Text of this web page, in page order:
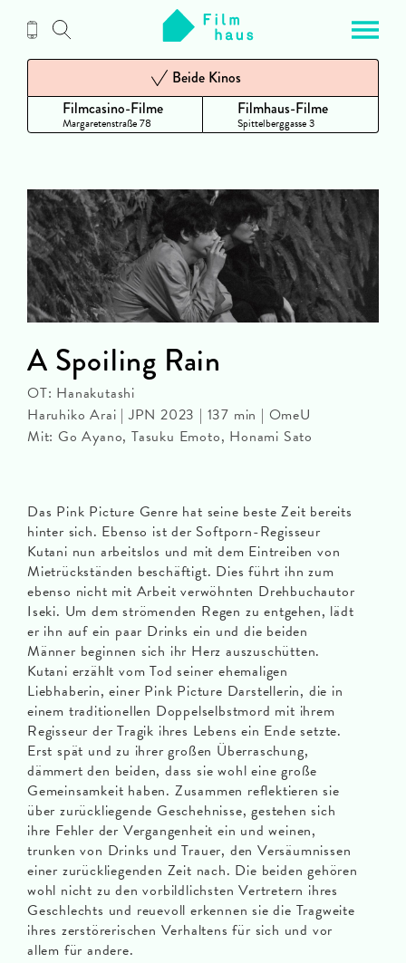
Inhalt
Filmcasino-Filme
Margaretenstraße 78
Beide Kinos
Filmhaus-Filme
Spittelberggasse 3
Das Pink Picture Genre hat seine beste Zeit bereits
hinter sich. Ebenso ist der Softporn-Regisseur
Kutani nun arbeitslos und mit dem Eintreiben von
Mietrückständen beschäftigt. Dies führt ihn zum
ebenso nicht mit Arbeit verwöhnten Drehbuchautor
Iseki. Um dem strömenden Regen zu entgehen, lädt
er ihn auf ein paar Drinks ein und die beiden
Männer beginnen sich ihr Herz auszuschütten.
Kutani erzählt vom Tod seiner ehemaligen
Liebhaberin, einer Pink Picture Darstellerin, die in
einem traditionellen Doppelselbstmord mit ihrem
Regisseur der Tragik ihres Lebens ein Ende setzte.
Erst spät und zu ihrer großen Überraschung,
dämmert den beiden, dass sie wohl eine große
Gemeinsamkeit haben. Zusammen reflektieren sie
über zurückliegende Geschehnisse, gestehen sich
ihre Fehler der Vergangenheit ein und weinen,
trunken von Drinks und Trauer, den Versäumnissen
einer zurückliegenden Zeit nach. Die beiden gehören
wohl nicht zu den vorbildlichsten Vertretern ihres
Geschlechts und reuevoll erkennen sie die Tragweite
ihres zerstörerischen Verhaltens für sich und vor
allem für andere.
A Spoiling Rain
OT: Hanakutashi
Haruhiko Arai | JPN 2023 | 137 min | OmeU
Mit: Go Ayano, Tasuku Emoto, Honami Sato